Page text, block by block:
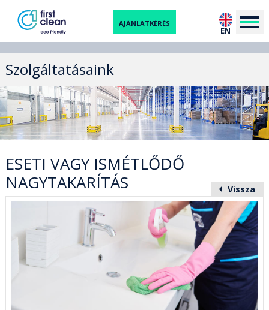
EN
AJÁNLATKÉRÉS
Szolgáltatásaink
ESETI VAGY ISMÉTLŐDŐ
NAGYTAKARÍTÁS
Vissza